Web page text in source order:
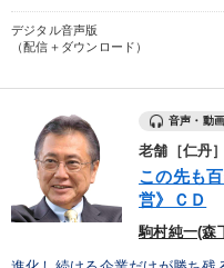
デジタル音声版
（配信＋ダウンロード）
音声・動画
老舗［仁丹
この先も
営》ＣＤ
駒村純一(森